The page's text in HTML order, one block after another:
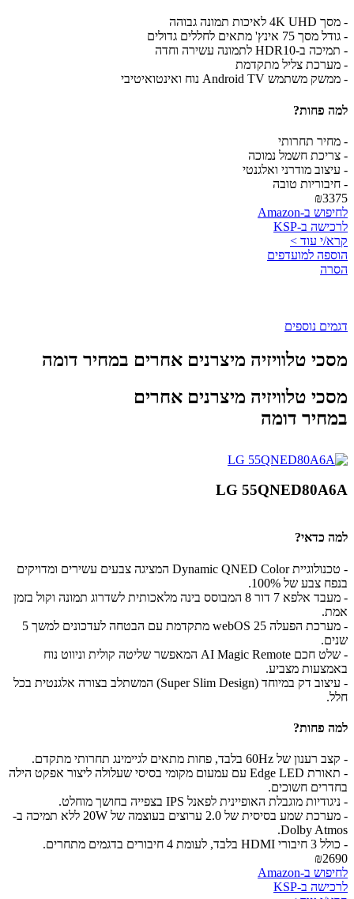
- מסך 4K UHD לאיכות תמונה גבוהה
- גודל מסך 75 אינץ' מתאים לחללים גדולים
- תמיכה ב-HDR10 לתמונה עשירה וחדה
- מערכת צליל מתקדמת
- ממשק משתמש Android TV נוח ואינטואיטיבי
למה פחות?
- מחיר תחרותי
- צריכת חשמל נמוכה
- עיצוב מודרני ואלגנטי
- חיבוריות טובה
₪3375
לחיפוש ב-Amazon
לרכישה ב-KSP
קרא/י עוד >
הוספה למועדפים
הסרה
דגמים נוספים
מסכי טלוויזיה מיצרנים אחרים במחיר דומה
מסכי טלוויזיה מיצרנים אחרים
במחיר דומה
LG 55QNED80A6A
למה כדאי?
- טכנולוגיית Dynamic QNED Color המציגה צבעים עשירים ומדויקים
בנפח צבע של 100%.
- מעבד אלפא 7 דור 8 המבוסס בינה מלאכותית לשדרוג תמונה וקול בזמן
אמת.
- מערכת הפעלה webOS 25 מתקדמת עם הבטחה לעדכונים למשך 5
שנים.
- שלט חכם AI Magic Remote המאפשר שליטה קולית וניווט נוח
באמצעות מצביע.
- עיצוב דק במיוחד (Super Slim Design) המשתלב בצורה אלגנטית בכל
חלל.
למה פחות?
- קצב רענון של 60Hz בלבד, פחות מתאים לגיימינג תחרותי מתקדם.
- תאורת Edge LED עם עמעום מקומי בסיסי שעלולה ליצור אפקט הילה
בחדרים חשוכים.
- ניגודיות מוגבלת האופיינית לפאנל IPS בצפייה בחושך מוחלט.
- מערכת שמע בסיסית של 2.0 ערוצים בעוצמה של 20W ללא תמיכה ב-
Dolby Atmos.
- כולל 3 חיבורי HDMI בלבד, לעומת 4 חיבורים בדגמים מתחרים.
₪2690
לחיפוש ב-Amazon
לרכישה ב-KSP